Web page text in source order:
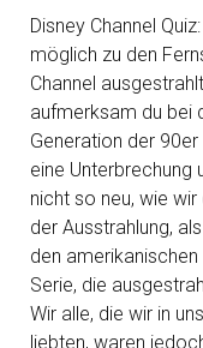
Disney Channel
möglich zu den
Channel
aufmerksam du bei
Generation der 90er
eine Unterbrechung
nicht so neu, wie
der Ausstrahlung,
den
Serie, die
Wir alle, die wir in
liebten, waren